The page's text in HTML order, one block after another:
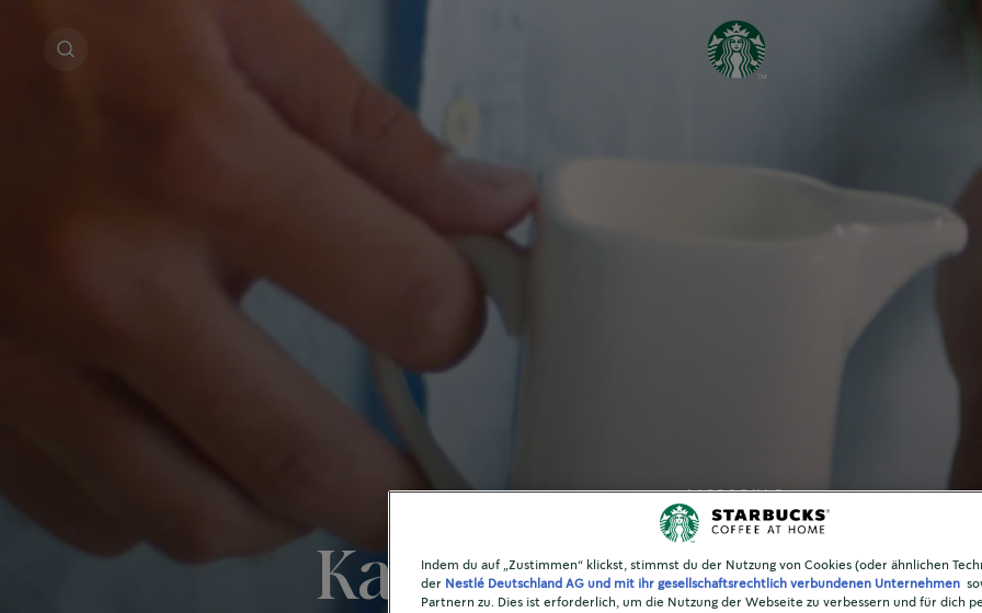
LIFESTYLE
Kaffee trinken mit
Indem du auf „Zustimmen“ klickst, stimmst du der Nutzung von Cookies (oder ähnlichen
der Nestlé Deutschland AG und mit ihr gesellschaftsrechtlich verbundenen Unternehmen
Partnern zu. Dies ist erforderlich, um die Nutzung der Webseite zu verbessern und für dich